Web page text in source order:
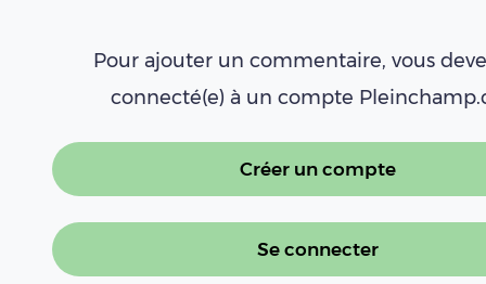
Pour ajouter un commentaire, vous
connecté(e) à un compte
Créer un compte
Se connecter